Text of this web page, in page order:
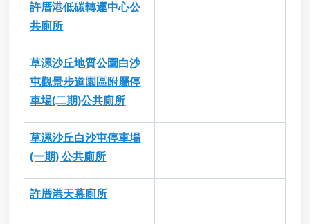
許厝港低碳轉運中心公
共廁所
草漯沙丘地質公園白沙
屯觀景步道園區附屬停
車場(二期)公共廁所
草漯沙丘白沙屯停車場
(一期) 公共廁所
許厝港天幕廁所